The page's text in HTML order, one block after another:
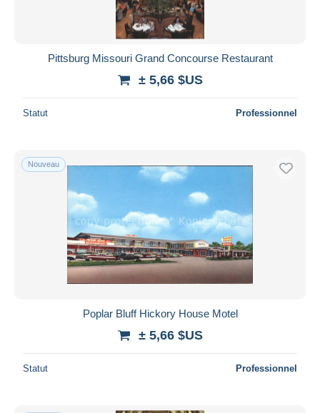
Pittsburg Missouri Grand Concourse Restaurant
± 5,66 $US
Statut Professionnel
Nouveau
Poplar Bluff Hickory House Motel
± 5,66 $US
Statut Professionnel